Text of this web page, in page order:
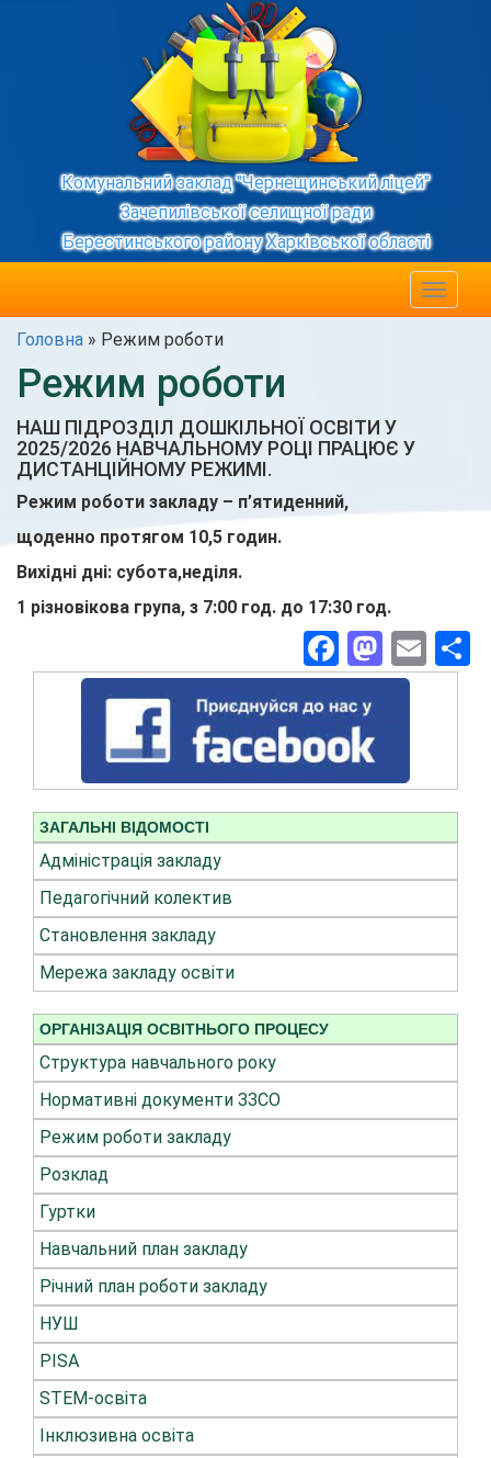
Комунальний заклад "Чернещинський ліцей"
Зачепилівської селищної ради
Берестинського району Харківської області
Toggle
Головна » Режим роботи
Режим роботи
НАШ ПІДРОЗДІЛ ДОШКІЛЬНОЇ ОСВІТИ У
2025/2026 НАВЧАЛЬНОМУ РОЦІ ПРАЦЮЄ У
ДИСТАНЦІЙНОМУ РЕЖИМІ.
Режим роботи закладу – п’ятиденний,
щоденно протягом 10,5 годин.
Вихідні дні: субота,неділя.
1 різновікова група, з 7:00 год. до 17:30 год.
Facebook
ЗАГАЛЬНІ ВІДОМОСТІ
Адміністрація закладу
Педагогічний колектив
Становлення закладу
Мережа закладу освіти
ОРГАНІЗАЦІЯ ОСВІТНЬОГО ПРОЦЕСУ
Структура навчального року
Нормативні документи ЗЗСО
Режим роботи закладу
Розклад
Гуртки
Навчальний план закладу
Річний план роботи закладу
НУШ
PISA
STEM-освіта
Інклюзивна освіта